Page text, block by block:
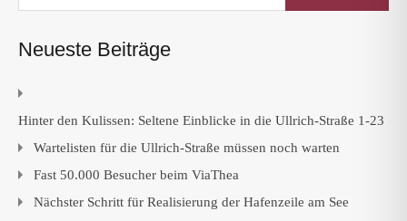
Neueste Beiträge
Hinter den Kulissen: Seltene Einblicke in die Ullrich-Straße 1-23
Wartelisten für die Ullrich-Straße müssen noch warten
Fast 50.000 Besucher beim ViaThea
Nächster Schritt für Realisierung der Hafenzeile am See